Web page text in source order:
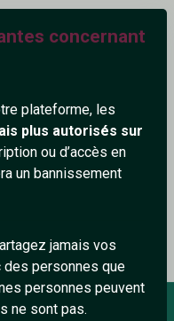
concernant
plateforme, les
plus autorisés sur
ou d’accès en
un bannissement
jamais vos
personnes que
personnes peuvent
ne sont pas.
Tchatter